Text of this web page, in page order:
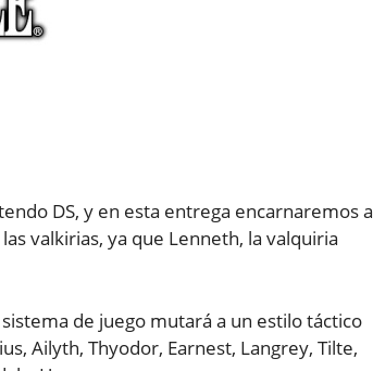
DS, y en esta entrega encarnaremos a
valkirias, ya que Lenneth, la valquiria
de juego mutará a un estilo táctico
Ailyth, Thyodor, Earnest, Langrey, Tilte,